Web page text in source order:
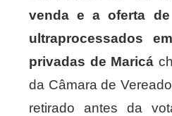
venda e a oferta
ultraprocessados
privadas de Maricá
da Câmara de
retirado antes da